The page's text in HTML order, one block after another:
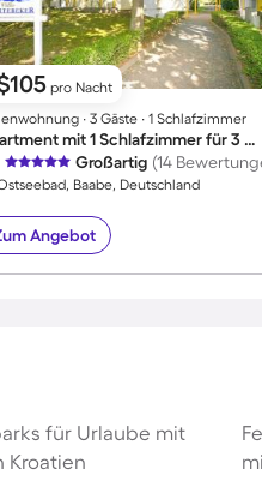
pro Nacht
∙ 3 Gäste ∙ 1 Schlafzimmer
Apartment mit 1 Schlafzimmer für 3 Personen
Großartig (14
Baabe, Deutschland
Angebot
für Urlaube mit
Kroatien